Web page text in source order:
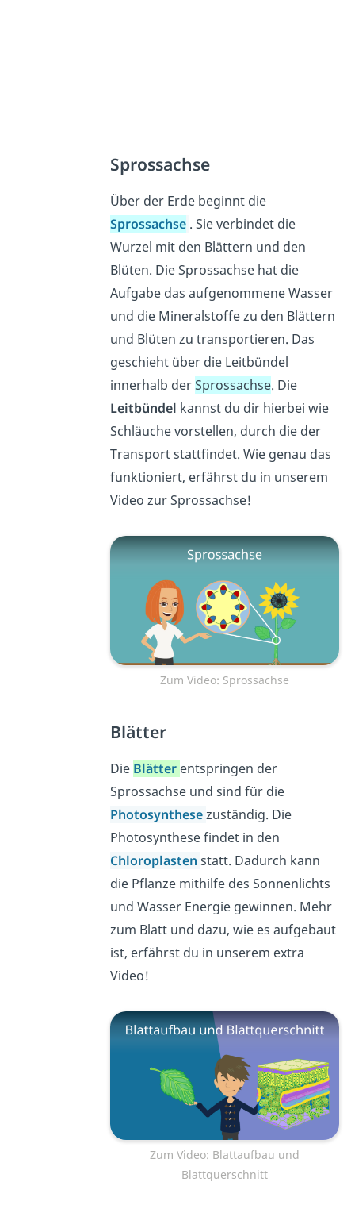
Sprossachse
Über der Erde beginnt die
Sprossachse . Sie verbindet die
Wurzel mit den Blättern und den
Blüten. Die Sprossachse hat die
Aufgabe das aufgenommene Wasser
und die Mineralstoffe zu den Blättern
und Blüten zu transportieren. Das
geschieht über die Leitbündel
innerhalb derSprossachse. Die
Leitbündel kannst du dir hierbei wie
Schläuche vorstellen, durch die der
Transport stattfindet. Wie genau das
funktioniert, erfährst du in unserem
Video zur Sprossachse!
Zum Video: Sprossachse
Blätter
Die Blätter entspringen der
Sprossachse und sind für die
Photosynthesezuständig. Die
Photosynthese findet in den
Chloroplastenstatt. Dadurch kann
die Pflanze mithilfe des Sonnenlichts
und Wasser Energie gewinnen. Mehr
zum Blatt und dazu, wie es aufgebaut
ist, erfährst du in unserem extra
Video!
Zum Video: Blattaufbau und
Blattquerschnitt